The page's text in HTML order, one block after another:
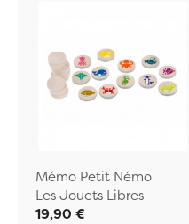
Mémo Petit Némo
Les Jouets Libres
19,90 €